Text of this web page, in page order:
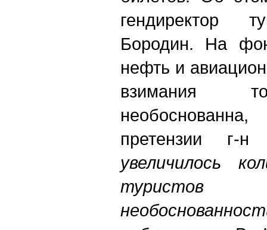
гендиректор
Бородин. На
нефть и
взимания
претензии г-
увеличилось